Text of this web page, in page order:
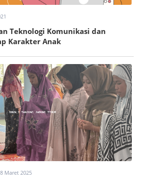
Teknologi Komunikasi dan
Karakter Anak
Maret 2025